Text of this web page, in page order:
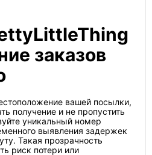
заказов
вашей посылки,
получение и не пропустить
уникальный номер
выявления задержек
Такая прозрачность
риск потери или